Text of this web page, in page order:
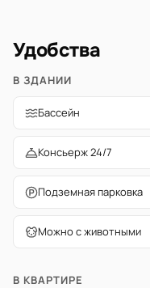
Удобства
В ЗДАНИИ
Бассейн
Консьерж 24/7
Подземная парковка
Можно с животными
В КВАРТИРЕ